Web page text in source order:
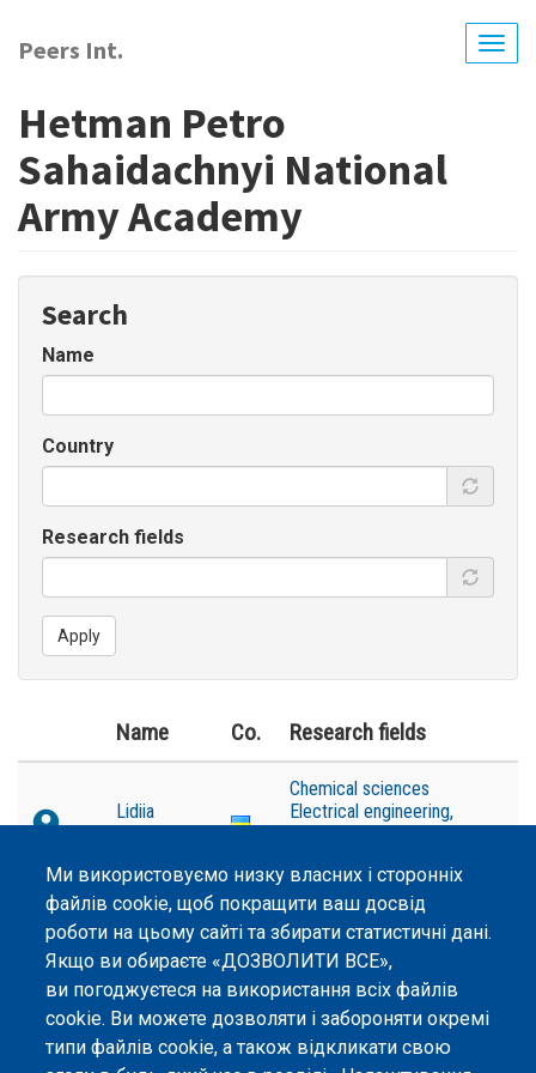
до
основного
Peers Int.
Hetman Petro
Sahaidachnyi National
Army Academy
Search
Name
Country
Research fields
Apply
Name Co. Research fields
Lidiia
Chemical sciences
Electrical engineering,
Ми використовуємо низку власних і сторонніх
файлів cookie, щоб покращити ваш досвід
роботи на цьому сайті та збирати статистичні дані.
Якщо ви обираєте «ДОЗВОЛИТИ ВСЕ»,
ви погоджуєтеся на використання всіх файлів
cookie. Ви можете дозволяти і забороняти окремі
типи файлів cookie, а також відкликати свою
Peers International , платформа відкритого
рецензування, 2023-2026. |Налаштування файлів